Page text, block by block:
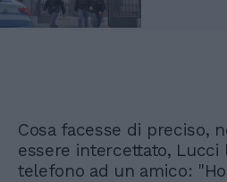
Cosa facesse di preciso,
essere intercettato, Lucci
telefono ad un amico: